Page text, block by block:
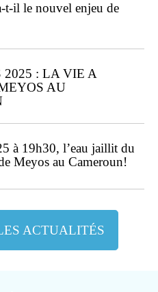
t-il le nouvel enjeu de
2025 : LA VIE A
AU
à 19h30, l’eau jaillit du
Meyos au Cameroun!
ACTUALITÉS